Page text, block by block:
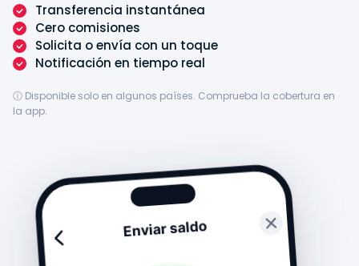
Transferencia instantánea
Cero comisiones
Solicita o envía con un toque
Notificación en tiempo real
ⓘ Disponible solo en algunos países. Comprueba la cobertura en
la app.